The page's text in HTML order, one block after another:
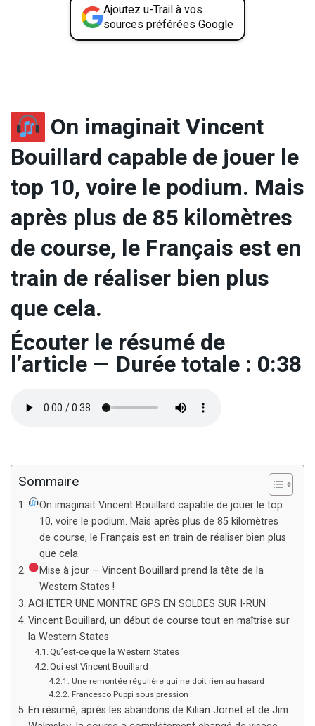
Ajoutez u-Trail à vos
sources préférées Google
On imaginait Vincent
Bouillard capable de jouer le
top 10, voire le podium. Mais
après plus de 85 kilomètres
de course, le Français est en
train de réaliser bien plus
que cela.
Écouter le résumé de
l’article— Durée totale : 0:38
Sommaire
On imaginait Vincent Bouillard capable de jouer le top
10, voire le podium. Mais après plus de 85 kilomètres
de course, le Français est en train de réaliser bien plus
que cela.
Mise à jour – Vincent Bouillard prend la tête de la
Western States !
ACHETER UNE MONTRE GPS EN SOLDES SUR I-RUN
Vincent Bouillard, un début de course tout en maîtrise sur
la Western States
Qu’est-ce que la Western States
Qui est Vincent Bouillard
Une remontée régulière qui ne doit rien au hasard
Francesco Puppi sous pression
En résumé, après les abandons de Kilian Jornet et de Jim